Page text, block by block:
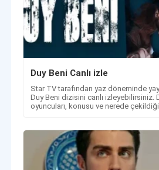
Duy Beni Canlı izle
Star TV tarafından yaz döneminde
Duy Beni dizisini canlı izleyebilirsiniz.
oyuncuları, konusu ve nerede